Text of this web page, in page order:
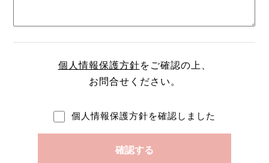
個人情報保護方針をご確認の上、
お問合せください。
個人情報保護方針を確認しました